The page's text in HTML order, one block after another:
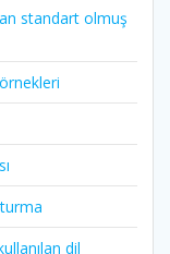
standart olmuş
dil